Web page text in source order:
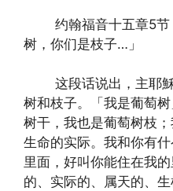
约翰福音十五章5节
树，你们是枝子…」
这段话说出，主耶穌
树和枝子。「我是葡萄
树干，我也是葡萄树枝
生命的实际。我和你有
里面，好叫你能住在我
的、实际的、属天的、生